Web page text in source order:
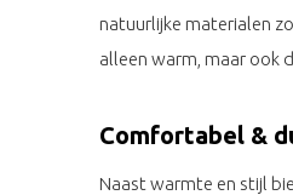
natuurlijke materialen
alleen warm, maar ook
Comfortabel &
Naast warmte en stijl